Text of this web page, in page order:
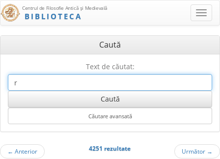
Centrul de Filosofie Antică şi Medievală
BIBLIOTECA
Caută
Text de căutat:
← Anterior 4251 rezultate Următor →